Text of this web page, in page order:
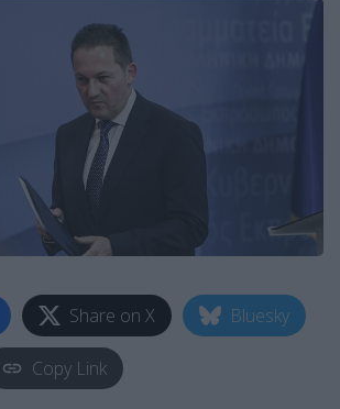
Share on X Bluesky
Copy Link